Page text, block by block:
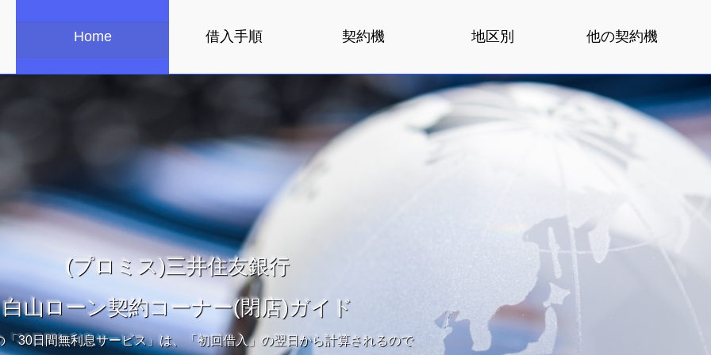
(プロミス)三井住友銀行
白山ローン契約コーナー(閉店)ガイド
「30日間無利息サービス」は、「初回借入」の翌日から計算されるので
Home 借入手順 契約機 地区別 他の契約機